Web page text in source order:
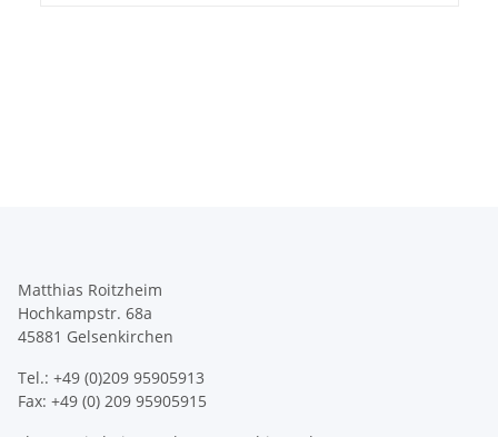
Matthias Roitzheim
Hochkampstr. 68a
45881 Gelsenkirchen
Tel.: +49 (0)209 95905913
Fax: +49 (0) 209 95905915